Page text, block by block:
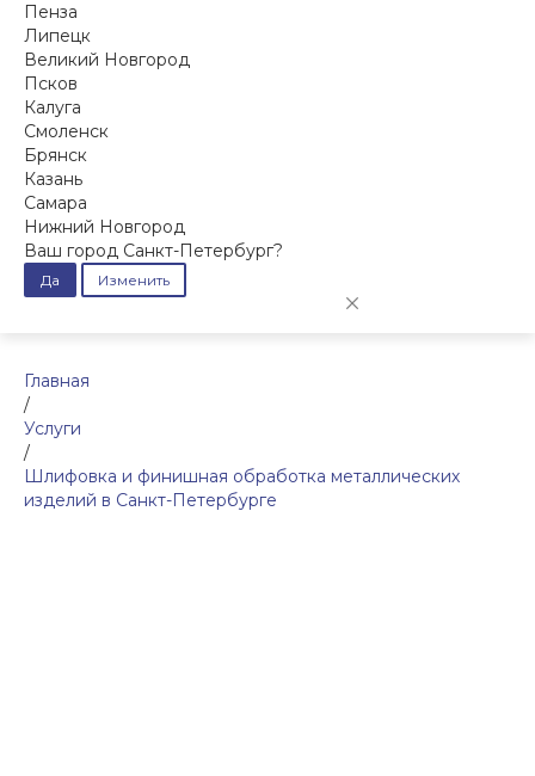
Пенза
Липецк
Великий Новгород
Псков
Калуга
Смоленск
Брянск
Казань
Самара
Нижний Новгород
Ваш город Санкт-Петербург?
Да Изменить
Главная
/
Услуги
/
Шлифовка и финишная обработка металлических
изделий в Санкт-Петербурге